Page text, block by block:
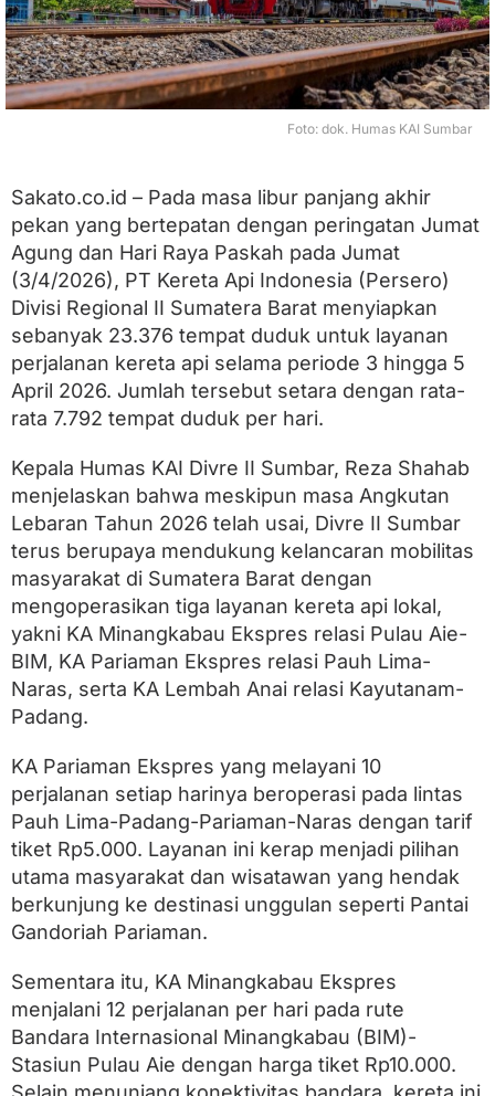
h
,
K
A
I
D
I
I
S
u
m
b
r
S
d
i
k
a
n
2
R
i
b
u
T
e
m
p
D
u
d
u
k
Foto: dok. Humas KAI Sumbar
Sakato.co.id – Pada masa libur panjang akhir
pekan yang bertepatan dengan peringatan Jumat
Agung dan Hari Raya Paskah pada Jumat
(3/4/2026), PT Kereta Api Indonesia (Persero)
Divisi Regional II Sumatera Barat menyiapkan
sebanyak 23.376 tempat duduk untuk layanan
perjalanan kereta api selama periode 3 hingga 5
April 2026. Jumlah tersebut setara dengan rata-
rata 7.792 tempat duduk per hari.
Kepala Humas KAI Divre II Sumbar, Reza Shahab
menjelaskan bahwa meskipun masa Angkutan
Lebaran Tahun 2026 telah usai, Divre II Sumbar
terus berupaya mendukung kelancaran mobilitas
masyarakat di Sumatera Barat dengan
mengoperasikan tiga layanan kereta api lokal,
yakni KA Minangkabau Ekspres relasi Pulau Aie-
BIM, KA Pariaman Ekspres relasi Pauh Lima-
Naras, serta KA Lembah Anai relasi Kayutanam-
Padang.
KA Pariaman Ekspres yang melayani 10
perjalanan setiap harinya beroperasi pada lintas
Pauh Lima-Padang-Pariaman-Naras dengan tarif
tiket Rp5.000. Layanan ini kerap menjadi pilihan
utama masyarakat dan wisatawan yang hendak
berkunjung ke destinasi unggulan seperti Pantai
Gandoriah Pariaman.
Sementara itu, KA Minangkabau Ekspres
menjalani 12 perjalanan per hari pada rute
Bandara Internasional Minangkabau (BIM)-
Stasiun Pulau Aie dengan harga tiket Rp10.000.